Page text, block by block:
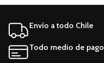
de forma: 2.5 " Características
generales Marca Genérica
Línea ER Modelo ER-320
Envío a todo Chile
Todo medio de pago